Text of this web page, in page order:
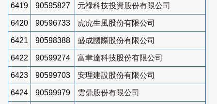
6419 90595827 元祿科技投資股份有限公司
6420 90596733 虎虎生風股份有限公司
6421 90598388 盛成國際股份有限公司
6422 90599274 富聿達科技股份有限公司
6423 90599703 安理建設股份有限公司
6424 90599979 雲鼎股份有限公司